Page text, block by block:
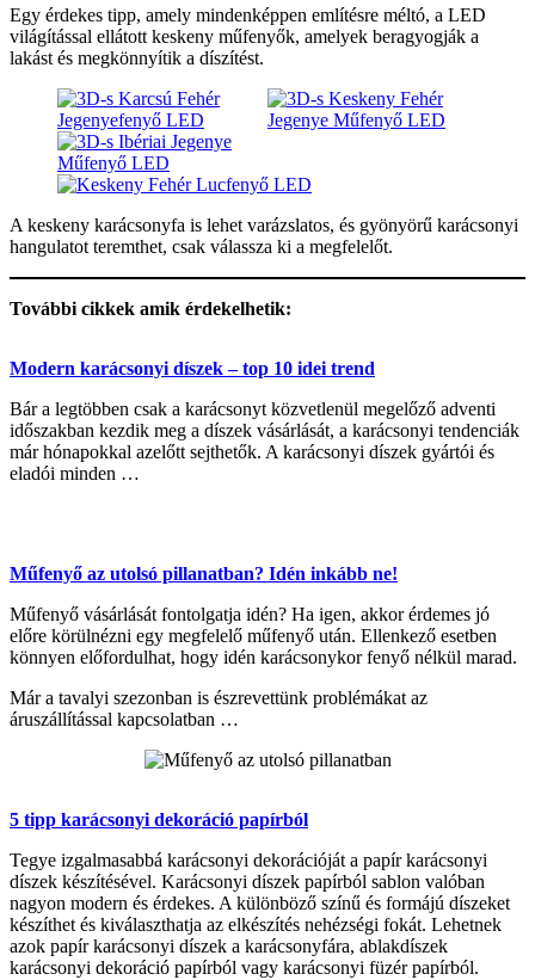
Egy érdekes tipp, amely mindenképpen említésre méltó, a LED
világítással ellátott keskeny műfenyők, amelyek beragyogják a
lakást és megkönnyítik a díszítést.
A keskeny karácsonyfa is lehet varázslatos, és gyönyörű karácsonyi
hangulatot teremthet, csak válassza ki a megfelelőt.
További cikkek amik érdekelhetik:
Modern karácsonyi díszek – top 10 idei trend
Bár a legtöbben csak a karácsonyt közvetlenül megelőző adventi
időszakban kezdik meg a díszek vásárlását, a karácsonyi tendenciák
már hónapokkal azelőtt sejthetők. A karácsonyi díszek gyártói és
eladói minden …
Műfenyő az utolsó pillanatban? Idén inkább ne!
Műfenyő vásárlását fontolgatja idén? Ha igen, akkor érdemes jó
előre körülnézni egy megfelelő műfenyő után. Ellenkező esetben
könnyen előfordulhat, hogy idén karácsonykor fenyő nélkül marad.
Már a tavalyi szezonban is észrevettünk problémákat az
áruszállítással kapcsolatban …
5 tipp karácsonyi dekoráció papírból
Tegye izgalmasabbá karácsonyi dekorációját a papír karácsonyi
díszek készítésével. Karácsonyi díszek papírból sablon valóban
nagyon modern és érdekes. A különböző színű és formájú díszeket
készíthet és kiválaszthatja az elkészítés nehézségi fokát. Lehetnek
azok papír karácsonyi díszek a karácsonyfára, ablakdíszek
karácsonyi dekoráció papírból vagy karácsonyi füzér papírból.